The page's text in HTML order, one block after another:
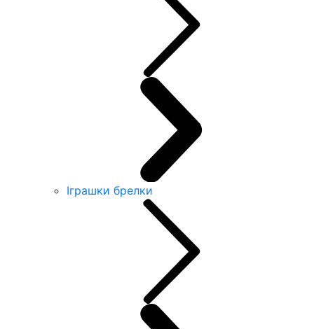
Іграшки брелки